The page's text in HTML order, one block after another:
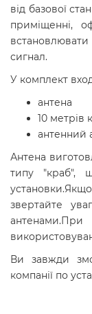
від базової
приміщенні,
сигнал.
У комплект
антена
10 метрів
антенний
Антена
типу "краб",
звертайте
Ви завжди
компанії по